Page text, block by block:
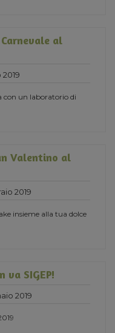
al
con un laboratorio di
Valentino al
2019
insieme alla tua dolce
va SIGEP!
2019